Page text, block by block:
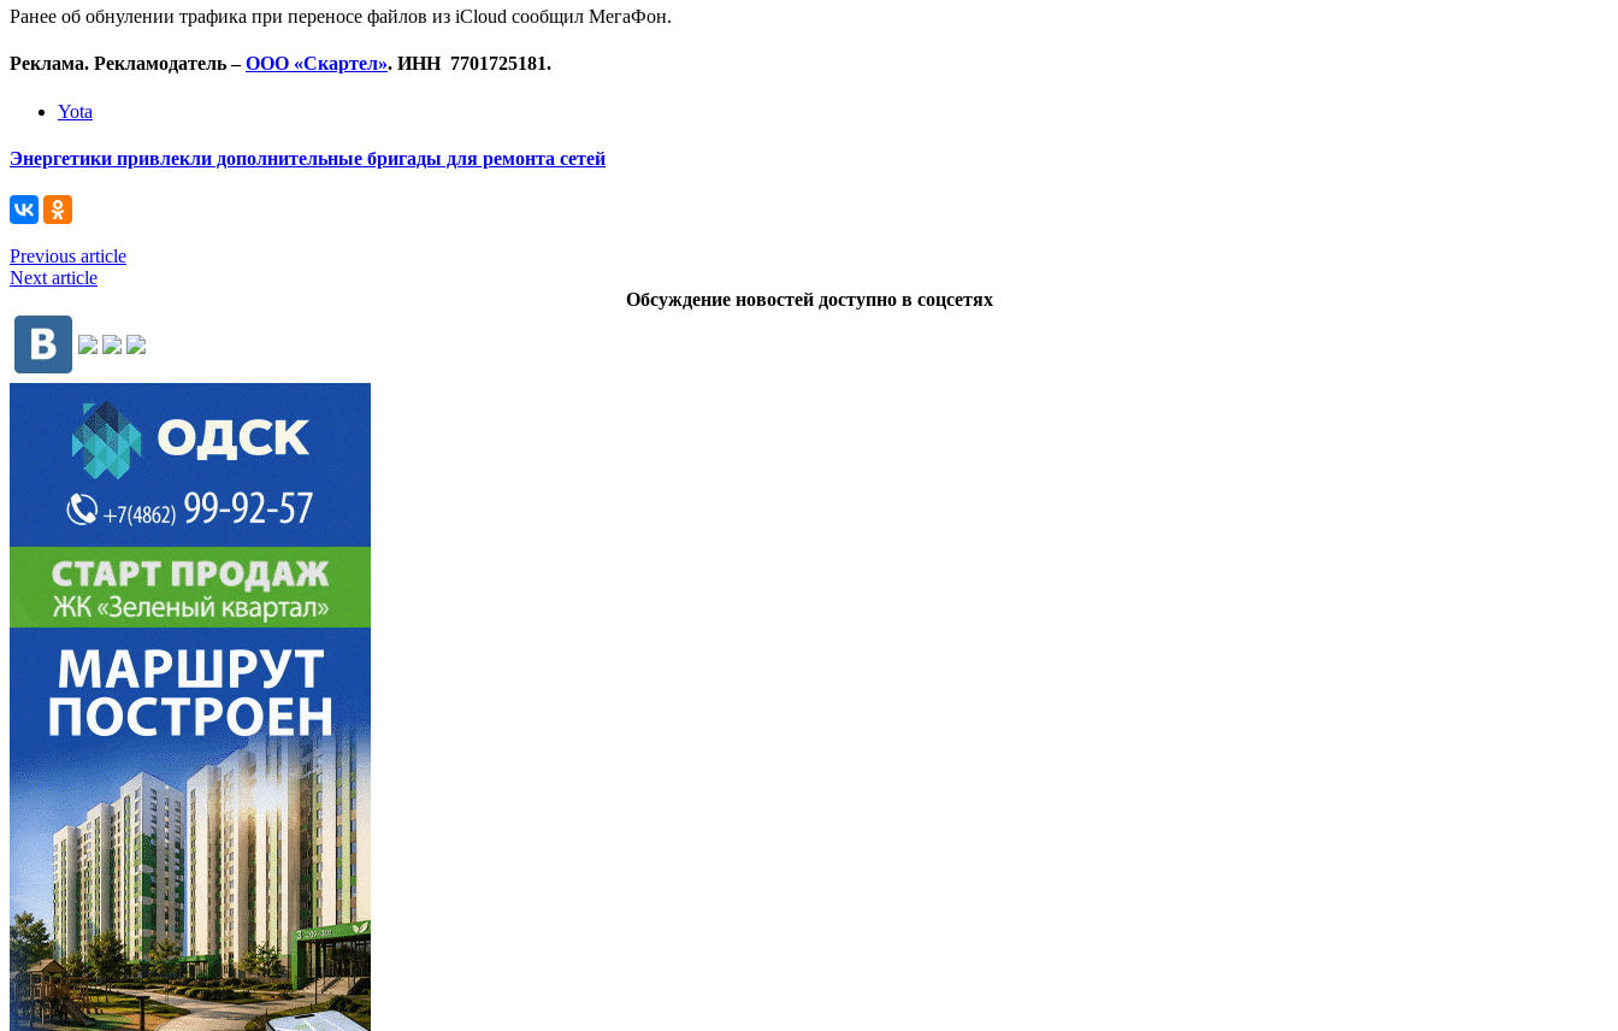
Ранее об обнулении трафика при переносе файлов из iCloud сообщил МегаФон.
Реклама. Рекламодатель –ООО «Скартел». ИНН 7701725181.
Yota
Энергетики привлекли дополнительные бригады для ремонта сетей
Previous article
Next article
Обсуждение новостей доступно в соцсетях